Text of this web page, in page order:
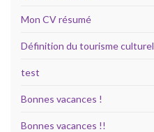
Mon CV résumé
Définition du tourisme culturel
test
Bonnes vacances !
Bonnes vacances !!